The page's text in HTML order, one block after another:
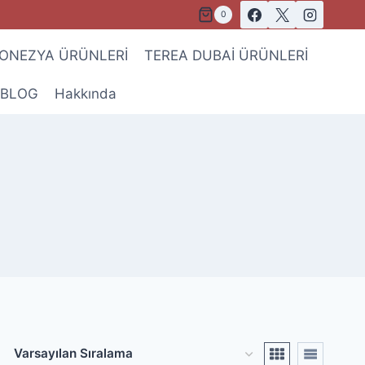
0
ÜRÜNLERİ TEREA DUBAİ ÜRÜNLERİ
BLOG Hakkında